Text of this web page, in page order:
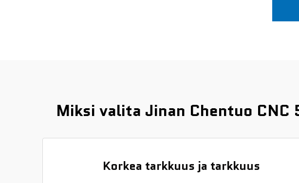
Miksi valita Jinan Chentuo
Korkea tarkkuus ja tarkkuus